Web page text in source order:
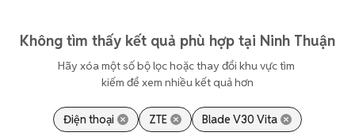
Không tìm thấy kết quả phù hợp tại Ninh Thuận
Hãy xóa một số bộ lọc hoặc thay đổi khu vực tìm
kiếm để xem nhiều kết quả hơn
Điện thoại ZTE Blade V30 Vita